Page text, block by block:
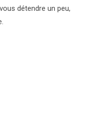
détendre un peu,